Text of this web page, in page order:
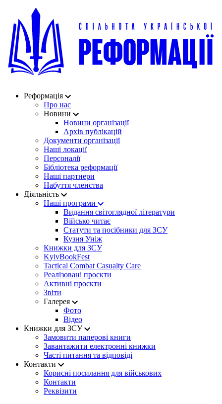
Реформація
Про нас
Новини
Новини організації
Архів публікацій
Документи організації
Наші локації
Персоналії
Бібліотека реформації
Наші партнери
Набуття членства
Діяльність
Наші програми
Видання світоглядної літератури
Військо читає
Статути та посібники для ЗСУ
Кузня Уніж
Книжки для ЗСУ
KyivBookFest
Tactical Combat Casualty Care
Реалізовані проєкти
Активні проєкти
Звіти
Галерея
Фото
Відео
Книжки для ЗСУ
Замовити паперові книги
Завантажити електронні книжки
Часті питання та відповіді
Контакти
Корисні посилання для військових
Контакти
Реквізити